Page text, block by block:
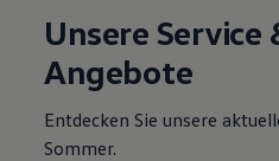
Volkswagen
Unsere Service
Angebote
Entdecken Sie unsere
Sommer.